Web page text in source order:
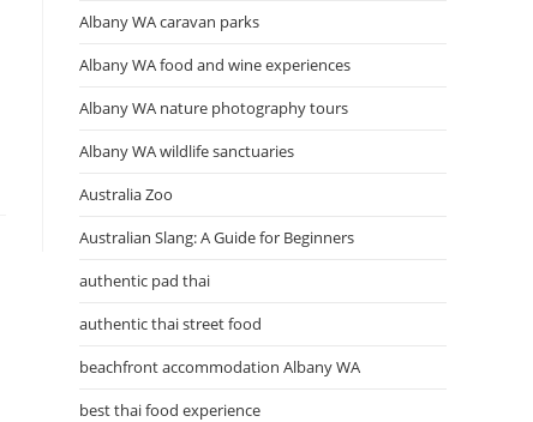
Albany WA caravan parks
Albany WA food and wine experiences
Albany WA nature photography tours
Albany WA wildlife sanctuaries
Australia Zoo
Australian Slang: A Guide for Beginners
authentic pad thai
authentic thai street food
beachfront accommodation Albany WA
best thai food experience